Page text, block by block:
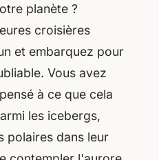
planète ?
croisières
et embarquez pour
Vous avez
à ce que cela
les icebergs,
polaires dans leur